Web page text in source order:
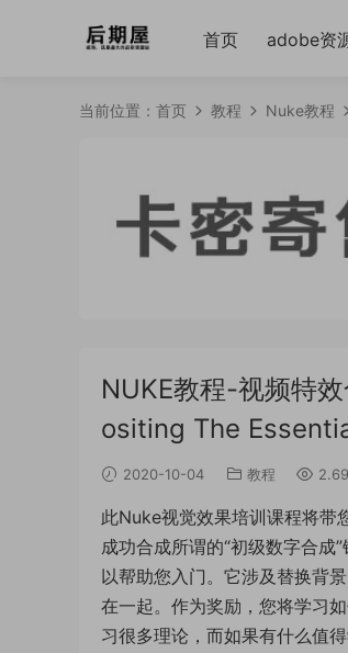
首页 adobe资
当前位置： 首页 教程 Nuke教程
NUKE教程-视频特
ositing The
2020-10-04 教程
此Nuke视觉效果培训课程将带
成功合成所谓的“初级数字合成
以帮助您入门。它涉及替换背
在一起。作为奖励，您将学习
习很多理论，而如果有什么值